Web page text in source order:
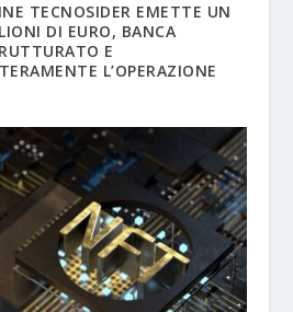
TECNOSIDER EMETTE UN
DI EURO, BANCA
E
L’OPERAZIONE